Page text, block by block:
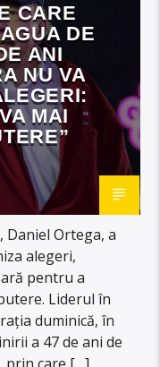
CARE
DE
ANI
NU VA
MAI
Ortega, a
alegeri,
pentru a
Liderul în
duminică, în
a 47 de ani de